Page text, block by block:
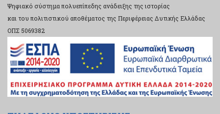
Ψηφιακό σύστημα πολυεπίπεδης ανάδειξης της ιστορίας
και του πολιτιστικού αποθέματος της Περιφέρειας Δυτικής Ελλάδας
ΟΠΣ 5069382